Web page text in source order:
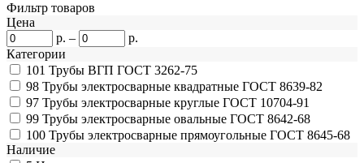
Фильтр товаров
Цена
р. –
р.
Категории
101 Трубы ВГП ГОСТ 3262-75
98 Трубы электросварные квадратные ГОСТ 8639-82
97 Трубы электросварные круглые ГОСТ 10704-91
99 Трубы электросварные овальные ГОСТ 8642-68
100 Трубы электросварные прямоугольные ГОСТ 8645-68
Наличие